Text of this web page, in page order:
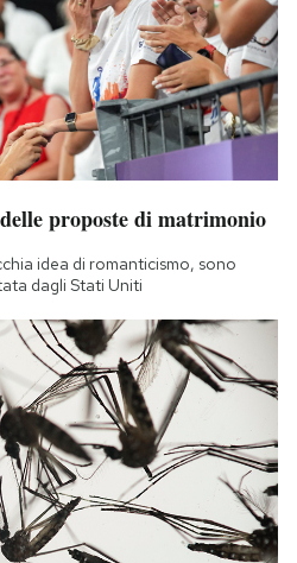
proposte di matrimonio
idea di romanticismo, sono
dagli Stati Uniti